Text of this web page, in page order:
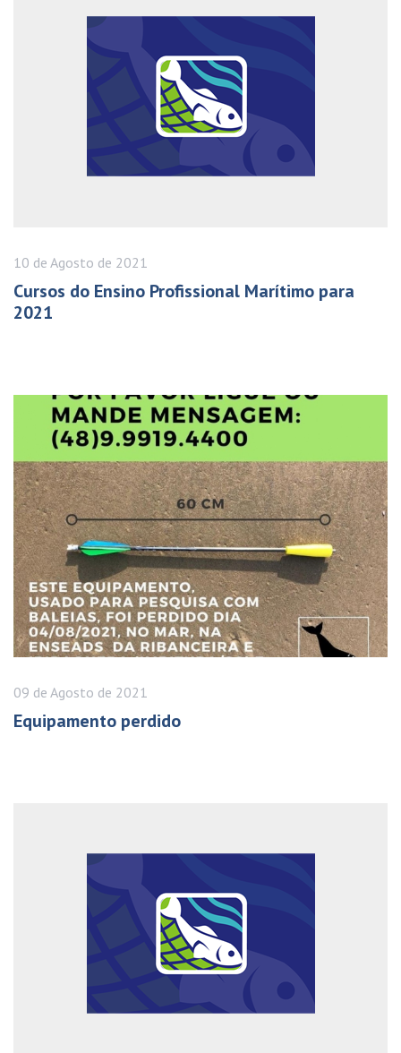
10 de Agosto de 2021
Cursos do Ensino Profissional Marítimo para
2021
09 de Agosto de 2021
Equipamento perdido